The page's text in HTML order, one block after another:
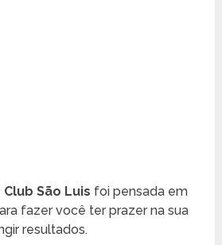
Club São Luis foi pensada em
fazer você ter prazer na sua
resultados.